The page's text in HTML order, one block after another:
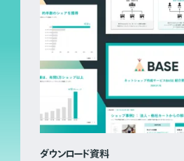
ダウンロード資料